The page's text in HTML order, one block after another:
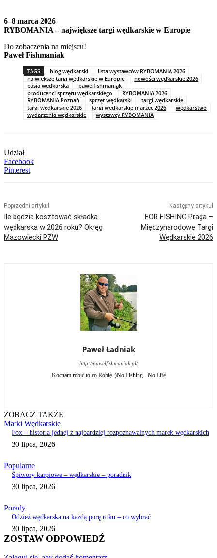
6–8 marca 2026
RYBOMANIA – największe targi wędkarskie w Europie
Do zobaczenia na miejscu!
Paweł Fishmaniak
TAGS blog wędkarski
lista wystawców RYBOMANIA 2026
największe targi wędkarskie w Europie
nowości wędkarskie 2026
pasja wędkarska
pawelfishmaniak
producenci sprzętu wędkarskiego
RYBOMANIA 2026
RYBOMANIA Poznań
sprzęt wędkarski
targi wędkarskie
targi wędkarskie 2026
targi wędkarskie marzec 2026
wędkarstwo
wydarzenia wędkarskie
wystawcy RYBOMANIA
Udział
Facebook
Pinterest
Poprzedni artykuł
Ile będzie kosztować składka
wędkarska w 2026 roku? Okręg
Mazowiecki PZW
Następny artykuł
FOR FISHING Praga –
Międzynarodowe Targi
Wędkarskie 2026
Paweł Ładniak
http://pawelfishmaniak.pl/
Kocham robić to co Robię :)No Fishing - No Life
ZOBACZ TAKŻE
Marki Wędkarskie
Fox – historia jednej z najbardziej rozpoznawalnych marek wędkarskich
30 lipca, 2026
Popularne
Śpiwory karpiowe – wędkarskie – poradnik
30 lipca, 2026
Porady
Odzież wędkarska na każdą porę roku – co wybrać
30 lipca, 2026
ZOSTAW ODPOWIEDŹ